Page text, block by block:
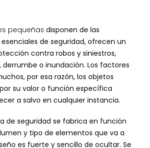
pequeñas disponen de las
de seguridad, ofrecen un
contra robos y siniestros,
o inundación. Los factores
por esa razón, los objetos
su valor o función específica
a salvo en cualquier instancia.
de seguridad se fabrica en función
y tipo de elementos que va a
es fuerte y sencillo de ocultar. Se